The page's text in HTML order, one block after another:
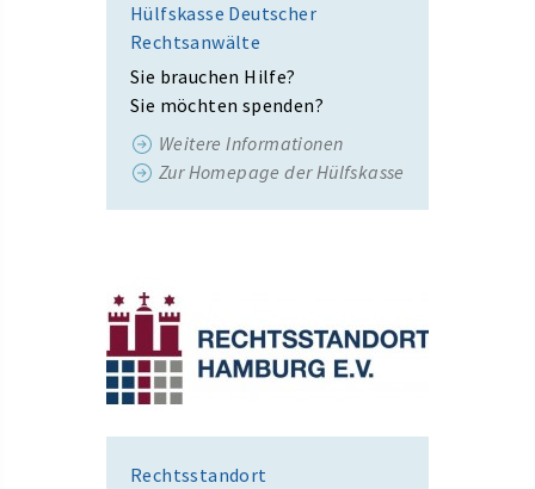
Hülfskasse Deutscher
Rechtsanwälte
Sie brauchen Hilfe?
Sie möchten spenden?
Weitere Informationen
Zur Homepage der Hülfskasse
Rechtsstandort